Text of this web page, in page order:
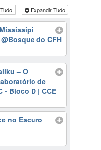
Expandir Tudo
@Bosque do CFH
– O
de
- Bloco D | CCE
no Escuro